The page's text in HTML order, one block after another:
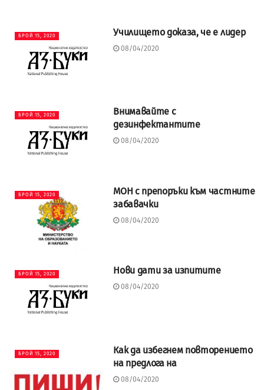
БРОЙ 15, 2020 Училището доказа, че е лидер
08/04/2020
БРОЙ 15, 2020
Внимавайте с
дезинфектантите
08/04/2020
БРОЙ 15, 2020
МОН с препоръки към частните
забавачки
08/04/2020
БРОЙ 15, 2020 Нови дати за изпитите
08/04/2020
БРОЙ 15, 2020
Как да избегнем повторението
на предлога на
08/04/2020